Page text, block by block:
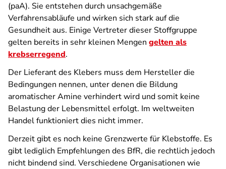
(paA). Sie entstehen durch unsachgemäße
Verfahrensabläufe und wirken sich stark auf die
Gesundheit aus. Einige Vertreter dieser Stoffgruppe
gelten bereits in sehr kleinen Mengen gelten als
krebserregend.
Der Lieferant des Klebers muss dem Hersteller die
Bedingungen nennen, unter denen die Bildung
aromatischer Amine verhindert wird und somit keine
Belastung der Lebensmittel erfolgt. Im weltweiten
Handel funktioniert dies nicht immer.
Derzeit gibt es noch keine Grenzwerte für Klebstoffe. Es
gibt lediglich Empfehlungen des BfR, die rechtlich jedoch
nicht bindend sind. Verschiedene Organisationen wie